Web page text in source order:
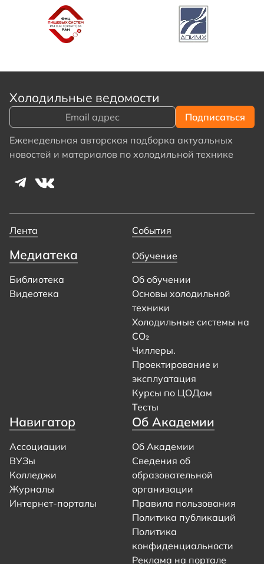
Холодильные ведомости
Еженедельная авторская подборка актуальных
новостей и материалов по холодильной технике
Лента События
Медиатека
Библиотека
Видеотека
Обучение
Об обучении
Основы холодильной
техники
Холодильные системы на
CO₂
Чиллеры.
Проектирование и
эксплуатация
Курсы по ЦОДам
Тесты
Навигатор
Ассоциации
ВУЗы
Колледжи
Журналы
Интернет-порталы
Об Академии
Об Академии
Сведения об
образовательной
организации
Правила пользования
Политика публикаций
Политика
конфиденциальности
Реклама на портале